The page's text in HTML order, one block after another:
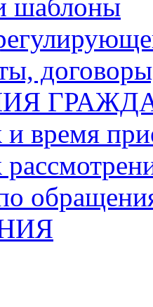
шаблоны
время